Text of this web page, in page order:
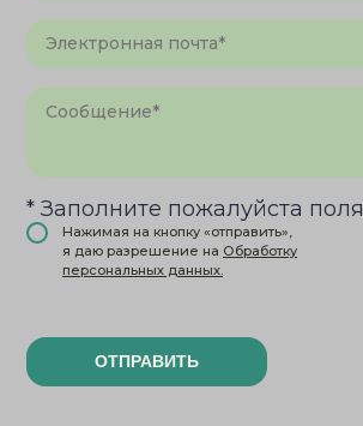
* Заполните пожалуйста поля
Нажимая на кнопку «отправить»,
я даю разрешение на Обработку
персональных данных.
ОТПРАВИТЬ